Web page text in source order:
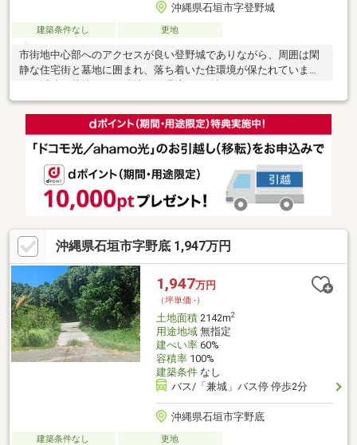
沖縄県石垣市字登野城
建築条件なし 更地
市街地中心部へのアクセスが良い登野城でありながら、周囲は閑
静な住宅街と墓地に囲まれ、落ち着いた住環境が保たれていま
沖縄県石垣市字野底 1,947万円
1,947万円
（坪単価:-）
土地面積2142m2
用途地域無指定
建ぺい率60%
容積率100%
建築条件なし
バス/「兼城」バス停 停歩2分
沖縄県石垣市字野底
建築条件なし 更地